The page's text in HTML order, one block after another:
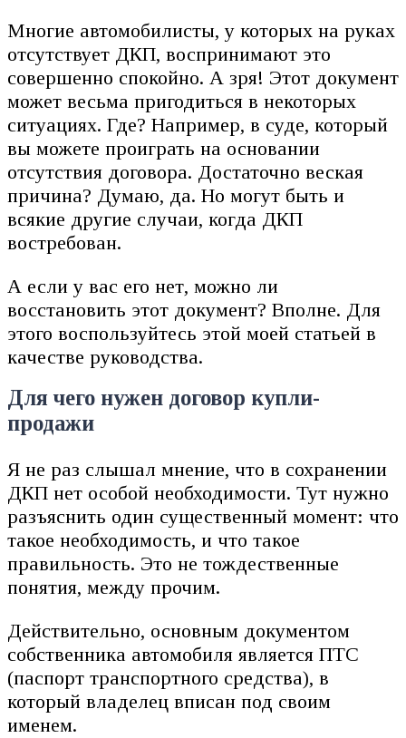
Многие автомобилисты, у которых на руках
отсутствует ДКП, воспринимают это
совершенно спокойно. А зря! Этот документ
может весьма пригодиться в некоторых
ситуациях. Где? Например, в суде, который
вы можете проиграть на основании
отсутствия договора. Достаточно веская
причина? Думаю, да. Но могут быть и
всякие другие случаи, когда ДКП
востребован.
А если у вас его нет, можно ли
восстановить этот документ? Вполне. Для
этого воспользуйтесь этой моей статьей в
качестве руководства.
Для чего нужен договор купли-
продажи
Я не раз слышал мнение, что в сохранении
ДКП нет особой необходимости. Тут нужно
разъяснить один существенный момент: что
такое необходимость, и что такое
правильность. Это не тождественные
понятия, между прочим.
Действительно, основным документом
собственника автомобиля является ПТС
(паспорт транспортного средства), в
который владелец вписан под своим
именем.